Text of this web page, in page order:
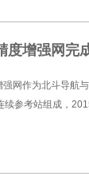
度增强网完
网作为北斗导航
续参考站组成，